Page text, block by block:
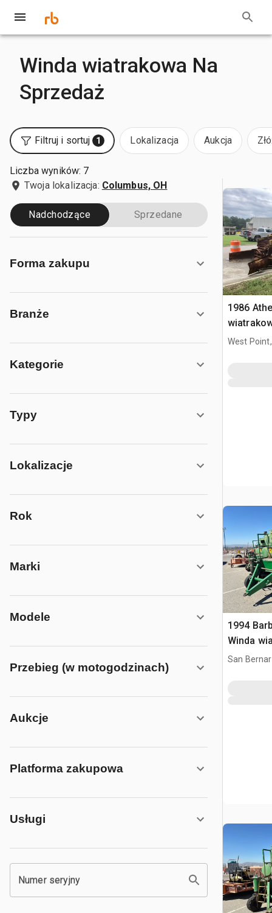
Winda wiatrakowa Na
Sprzedaż
Filtruj i sortuj 1 Lokalizacja Aukcja
Liczba wyników: 7
Twoja lokalizacja: Columbus, OH
Nadchodzące Sprzedane
Forma zakupu
Branże
Kategorie
Typy
Lokalizacje
Rok
Marki
Modele
Przebieg (w motogodzinach)
Aukcje
Platforma zakupowa
Usługi
Numer seryjny
1986
West
1994
Winda
San